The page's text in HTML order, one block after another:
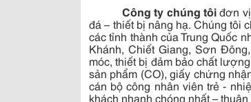
Công ty chúng tôiđơn
đá – thiết bị nâng hạ. Chúng tôi
các tỉnh thành của Trung Quốc
Khánh, Chiết Giang, Sơn
móc, thiết bị đảm bảo chất
sản phẩm (CO), giấy chứng
cán bộ công nhân viên trẻ -
khách nhanh chóng nhất –